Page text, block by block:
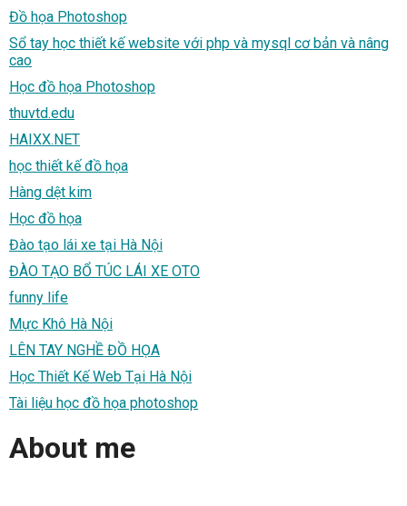
Đồ họa Photoshop
Sổ tay học thiết kế website với php và mysql cơ bản và nâng
cao
Học đồ họa Photoshop
thuvtd.edu
HAIXX.NET
học thiết kế đồ họa
Hàng dệt kim
Học đồ họa
Đào tạo lái xe tại Hà Nội
ĐÀO TẠO BỔ TÚC LÁI XE OTO
funny life
Mực Khô Hà Nội
LÊN TAY NGHỀ ĐỒ HỌA
Học Thiết Kế Web Tại Hà Nội
Tài liệu học đồ họa photoshop
About me